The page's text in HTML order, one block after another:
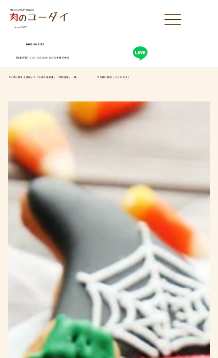
0463-54-1173
【営業時間】9:30-19:30(sun18:30)木曜定休日
MEAT SHOP YUDAI
since1977
「お肉に関する情報」や「お店の出来事」「地域情報」…等、 不定期に発信しております♪